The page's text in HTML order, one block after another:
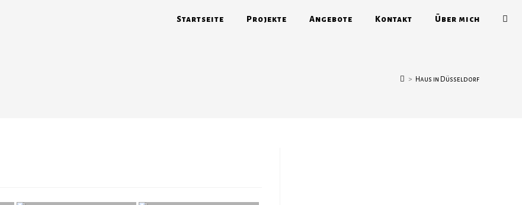
Startseite Projekte Angebote Kontakt Über mich
> Haus in Düsseldorf